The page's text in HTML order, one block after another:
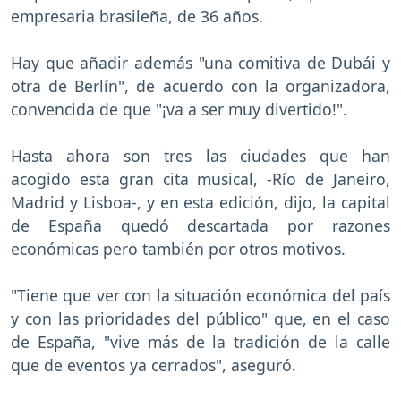
empresaria brasileña, de 36 años.
Hay que añadir además "una comitiva de Dubái y
otra de Berlín", de acuerdo con la organizadora,
convencida de que "¡va a ser muy divertido!".
Hasta ahora son tres las ciudades que han
acogido esta gran cita musical, -Río de Janeiro,
Madrid y Lisboa-, y en esta edición, dijo, la capital
de España quedó descartada por razones
económicas pero también por otros motivos.
"Tiene que ver con la situación económica del país
y con las prioridades del público" que, en el caso
de España, "vive más de la tradición de la calle
que de eventos ya cerrados", aseguró.